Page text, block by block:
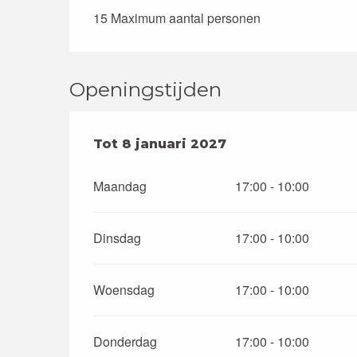
15 Maximum aantal personen
Openingstijden
Vanaf 3 januari 2026
Tot 8 januari 2027
Maandag 17:00 - 10:00
Dinsdag 17:00 - 10:00
Woensdag 17:00 - 10:00
Donderdag 17:00 - 10:00